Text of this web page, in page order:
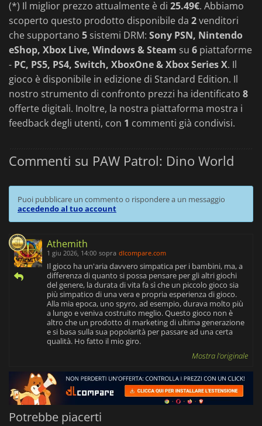
(*) Il miglior prezzo attualmente è di 25.49€. Abbiamo
scoperto questo prodotto disponibile da 2venditori
che supportano 5 sistemi DRM: Sony PSN, Nintendo
eShop, Xbox Live, Windows & Steam su 6 piattaforme
- PC, PS5, PS4, Switch, XboxOne & Xbox Series X. Il
gioco è disponibile in edizione di Standard Edition. Il
nostro strumento di confronto prezzi ha identificato 8
offerte digitali. Inoltre, la nostra piattaforma mostra i
feedback degli utenti, con 1 commenti già condivisi.
Commenti su PAW Patrol: Dino World
Puoi pubblicare un commento o rispondere a un messaggio
accedendo al tuo account
Athemith
1 giu 2026, 14:00 sopra dlcompare.com
Il gioco ha un'aria davvero simpatica per i bambini, ma, a
differenza di quanto si possa pensare per gli altri giochi
del genere, la durata di vita fa sì che un piccolo gioco sia
più simpatico di una vera e propria esperienza di gioco.
Alla mia epoca, uno spyro, ad esempio, durava molto più
a lungo e veniva costruito meglio. Questo gioco non è
altro che un prodotto di marketing di ultima generazione
e si basa sulla sua popolarità per passare ad una certa
qualità. Ho fatto il mio giro.
Mostra l'originale
Potrebbe piacerti